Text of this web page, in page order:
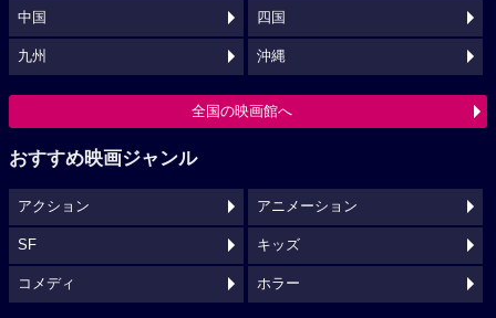
中国 四国
九州 沖縄
全国の映画館へ
おすすめ映画ジャンル
アクション アニメーション
SF キッズ
コメディ ホラー